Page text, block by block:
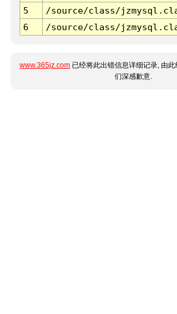
5
/source/class/
6
/source/class/
www.365jz.com 已经将此出错信息详细记录, 由
们深感歉意.